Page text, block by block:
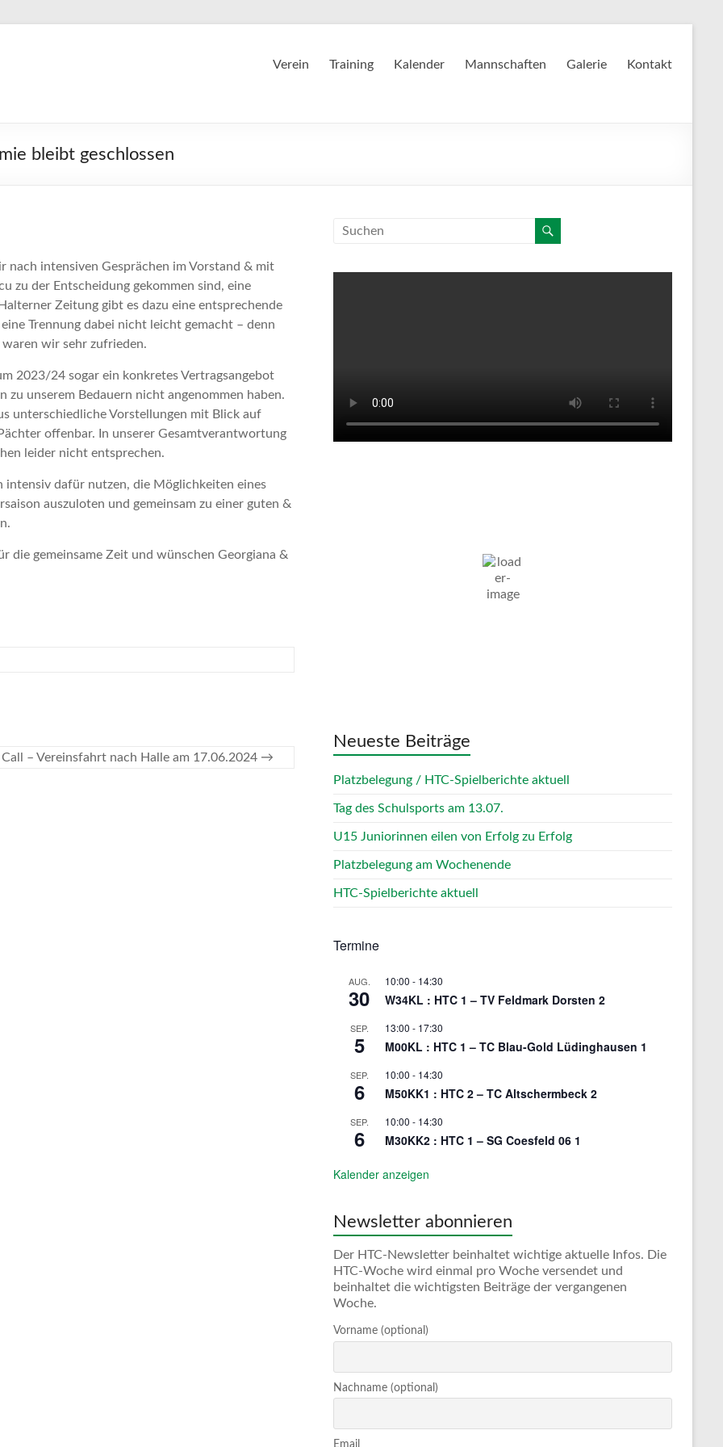
Verein Training Kalender Mannschaften Galerie Kontakt
bleibt geschlossen
intensiven Gesprächen im Vorstand & mit
zu der Entscheidung gekommen sind, eine
Zeitung gibt es dazu eine entsprechende
Trennung dabei nicht leicht gemacht – denn
waren wir sehr zufrieden.
2023/24 sogar ein konkretes Vertragsangebot
unserem Bedauern nicht angenommen haben.
unterschiedliche Vorstellungen mit Blick auf
offenbar. In unserer Gesamtverantwortung
leider nicht entsprechen.
dafür nutzen, die Möglichkeiten eines
auszuloten und gemeinsam zu einer guten &
die gemeinsame Zeit und wünschen Georgiana &
– Vereinsfahrt nach Halle am 17.06.2024 →
Neueste Beiträge
Platzbelegung / HTC-Spielberichte aktuell
Tag des Schulsports am 13.07.
U15 Juniorinnen eilen von Erfolg zu Erfolg
Platzbelegung am Wochenende
HTC-Spielberichte aktuell
Termine
AUG.
30
10:00 - 14:30
W34KL : HTC 1 – TV Feldmark Dorsten 2
SEP.
5
13:00 - 17:30
M00KL : HTC 1 – TC Blau-Gold Lüdinghausen 1
SEP.
6
10:00 - 14:30
M50KK1 : HTC 2 – TC Altschermbeck 2
SEP.
6
10:00 - 14:30
M30KK2 : HTC 1 – SG Coesfeld 06 1
Kalender anzeigen
Newsletter abonnieren
Der HTC-Newsletter beinhaltet wichtige aktuelle Infos. Die
HTC-Woche wird einmal pro Woche versendet und
beinhaltet die wichtigsten Beiträge der vergangenen
Woche.
Vorname (optional)
Nachname (optional)